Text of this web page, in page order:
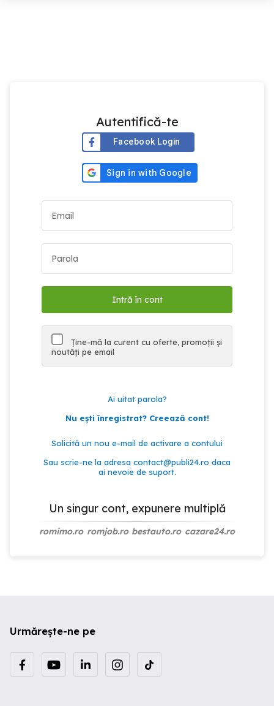
Autentifică-te
Facebook Login
Ține-mă la curent cu oferte, promoții și
noutăți pe email
Ai uitat parola?
Nu ești înregistrat? Creează cont!
Solicită un nou e-mail de activare a contului
Sau scrie-ne la adresa contact@publi24.ro daca
ai nevoie de suport.
Un singur cont, expunere multiplă
romimo.ro romjob.ro bestauto.ro cazare24.ro
Urmărește-ne pe